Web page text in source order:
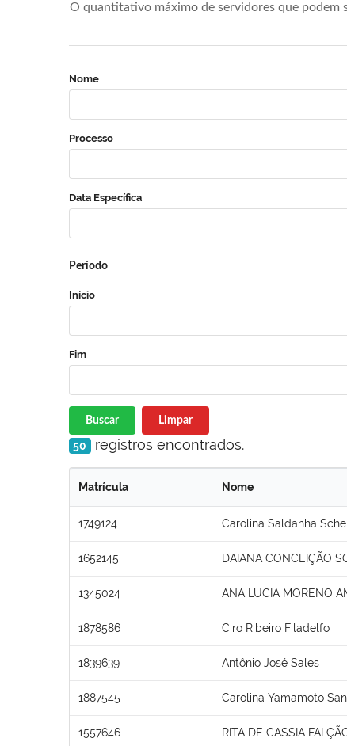
O quantitativo máximo de servidores que podem
Nome
Processo
Data Específica
Período
Início
Fim
Buscar Limpar
50 registros encontrados.
Matrícula Nome
1749124 Carolina Saldanha
1652145 DAIANA CONCEIÇÃO
1345024 ANA LUCIA MORENO
1878586 Ciro Ribeiro Filadelfo
1839639 Antônio José Sales
1887545 Carolina Yamamoto
1557646 RITA DE CASSIA